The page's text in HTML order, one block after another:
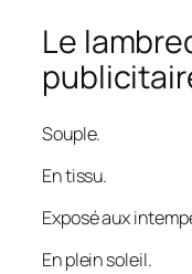
Le
Souple.
En tissu.
Exposé aux
En plein soleil.